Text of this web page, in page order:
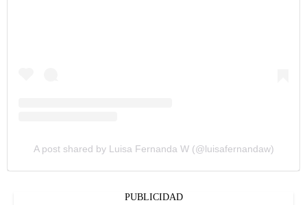
A post shared by Luisa Fernanda W (@luisafernandaw)
PUBLICIDAD